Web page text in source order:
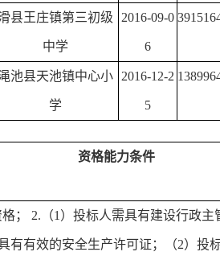
县王庄镇第三初级
中学
2016-09-0
6
池县天池镇中心小
学
2016-12-2
5
资格能力条件
； 2. （1 ）投标人需具有建设行政
有有效的安全生产许可证；（2）投